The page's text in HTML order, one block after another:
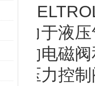
美国
直致力于液
系列的电磁
阀、压力控